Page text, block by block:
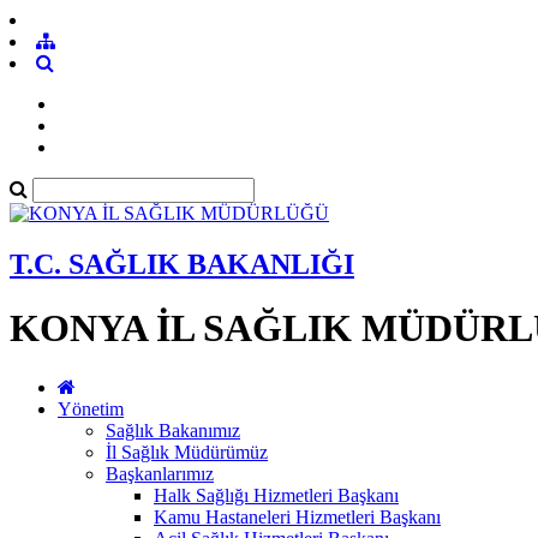
T.C. SAĞLIK BAKANLIĞI
KONYA İL SAĞLIK
Yönetim
Sağlık Bakanımız
İl Sağlık Müdürümüz
Başkanlarımız
Halk Sağlığı Hizmetleri Başkanı
Kamu Hastaneleri Hizmetleri Başkanı